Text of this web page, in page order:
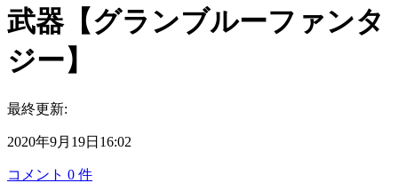
武器【グランブルーファンタ
ジー】
最終更新:
2020年9月19日16:02
コメント 0 件